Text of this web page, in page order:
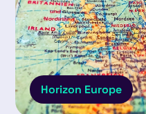
Horizon Europe